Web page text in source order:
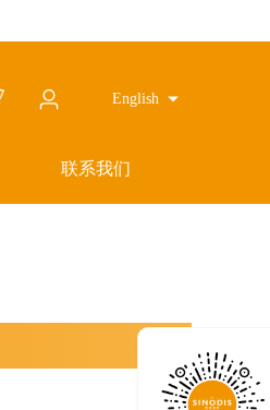
English
联系我们